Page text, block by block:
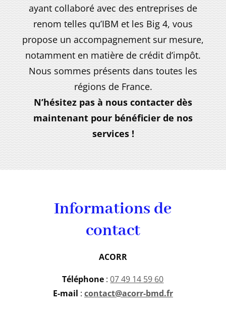
ayant collaboré avec des entreprises de
renom telles qu’IBM et les Big 4, vous
propose un accompagnement sur mesure,
notamment en matière de crédit d’impôt.
Nous sommes présents dans toutes les
régions de France.
N’hésitez pas à nous contacter dès
maintenant pour bénéficier de nos
services !
Informations de
contact
ACORR
Téléphone :07 49 14 59 60
E-mail : contact@acorr-bmd.fr